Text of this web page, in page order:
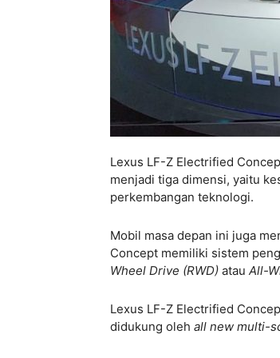
Lexus LF-Z Electrified
menjadi tiga dimensi, yaitu
perkembangan teknologi.
Mobil masa depan ini juga
Concept memiliki sistem
Wheel Drive (RWD) atau All-
Lexus LF-Z Electrified
didukung oleh all new multi-